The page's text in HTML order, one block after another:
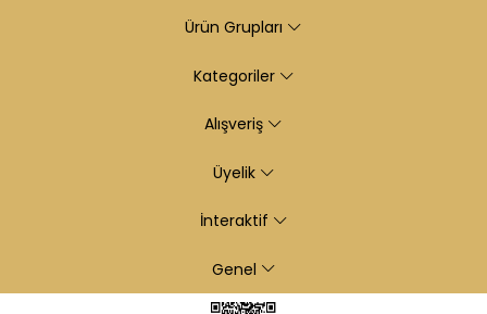
Ürün Grupları
Kategoriler
Alışveriş
Üyelik
İnteraktif
Genel